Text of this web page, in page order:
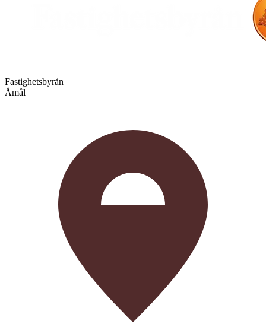
Fastighetsbyrån
Åmål